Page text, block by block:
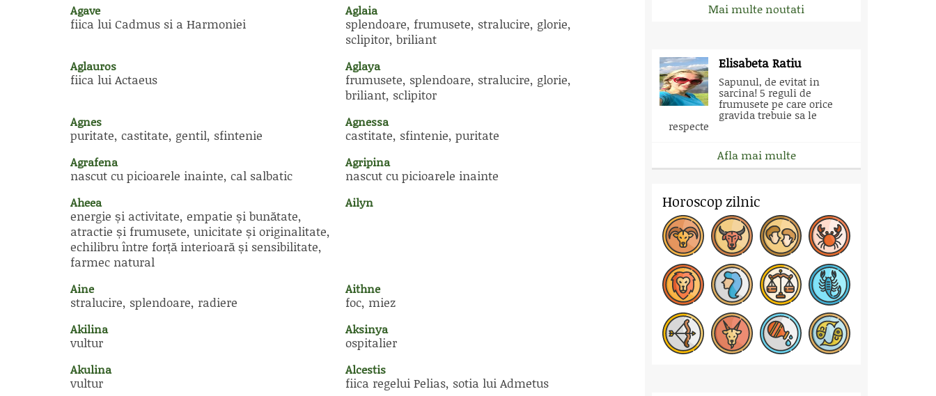
Agave
fiica lui Cadmus si a Harmoniei
Aglaia
splendoare, frumusete, stralucire, glorie,
sclipitor, briliant
Aglauros
fiica lui Actaeus
Aglaya
frumusete, splendoare, stralucire, glorie,
briliant, sclipitor
Agnes
puritate, castitate, gentil, sfintenie
Agnessa
castitate, sfintenie, puritate
Agrafena
nascut cu picioarele inainte, cal salbatic
Agripina
nascut cu picioarele inainte
Aheea
energie și activitate, empatie și bunătate,
atractie și frumusete, unicitate și originalitate,
echilibru între forță interioară și sensibilitate,
farmec natural
Ailyn
Aine
stralucire, splendoare, radiere
Aithne
foc, miez
Akilina
vultur
Aksinya
ospitalier
Akulina
vultur
Alcestis
fiica regelui Pelias, sotia lui Admetus
Mai multe noutati
Elisabeta Ratiu
Sapunul, de evitat in
sarcina! 5 reguli de
frumusete pe care orice
gravida trebuie sa le
respecte
Afla mai multe
Horoscop zilnic